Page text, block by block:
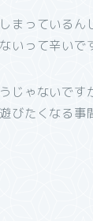
まっているん
いって辛いで
じゃないです
びたくなる事